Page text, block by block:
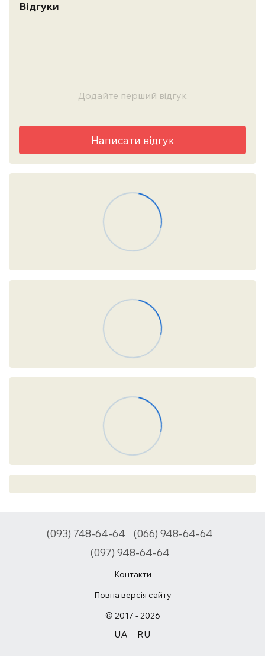
Відгуки
Додайте перший відгук
Написати відгук
(093) 748-64-64
(066) 948-64-64
(097) 948-64-64
Контакти
Повна версія сайту
© 2017 - 2026
UA RU